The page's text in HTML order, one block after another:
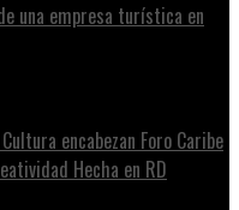
una empresa turística en
encabezan Foro Caribe
Hecha en RD